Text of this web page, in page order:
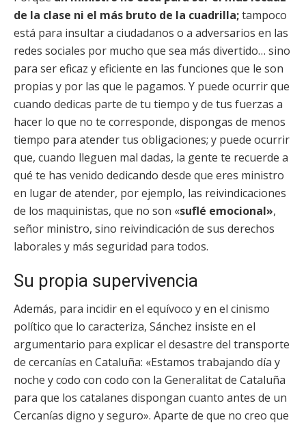
de la clase ni el más bruto de la cuadrilla;tampoco
está para insultar a ciudadanos o a adversarios en las
redes sociales por mucho que sea más divertido… sino
para ser eficaz y eficiente en las funciones que le son
propias y por las que le pagamos. Y puede ocurrir que
cuando dedicas parte de tu tiempo y de tus fuerzas a
hacer lo que no te corresponde, dispongas de menos
tiempo para atender tus obligaciones; y puede ocurrir
que, cuando lleguen mal dadas, la gente te recuerde a
qué te has venido dedicando desde que eres ministro
en lugar de atender, por ejemplo, las reivindicaciones
de los maquinistas, que no son «suflé emocional»,
señor ministro, sino reivindicación de sus derechos
laborales y más seguridad para todos.
Su propia supervivencia
Además, para incidir en el equívoco y en el cinismo
político que lo caracteriza, Sánchez insiste en el
argumentario para explicar el desastre del transporte
de cercanías en Cataluña: «Estamos trabajando día y
noche y codo con codo con la Generalitat de Cataluña
para que los catalanes dispongan cuanto antes de un
Cercanías digno y seguro». Aparte de que no creo que